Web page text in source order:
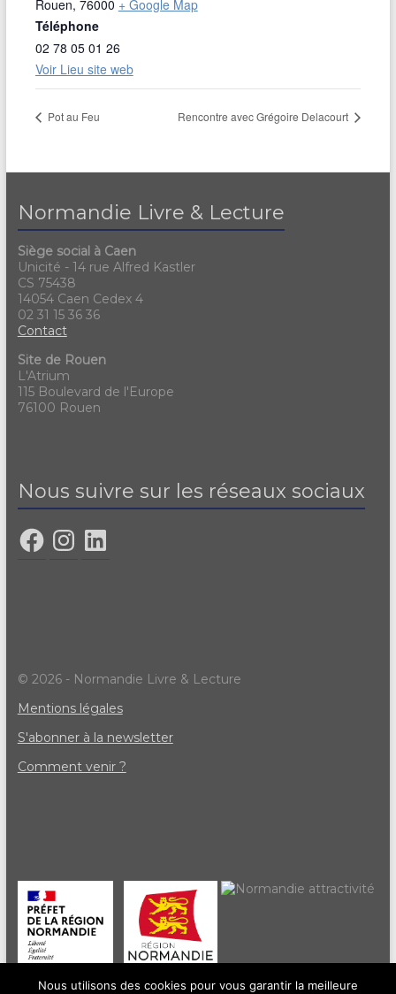
Rouen, 76000 + Google Map
Téléphone
02 78 05 01 26
Voir Lieu site web
Pot au Feu Rencontre avec Grégoire Delacourt
Normandie Livre & Lecture
Siège social à Caen
Unicité - 14 rue Alfred Kastler
CS 75438
14054 Caen Cedex 4
02 31 15 36 36
Contact
Site de Rouen
L'Atrium
115 Boulevard de l'Europe
76100 Rouen
Nous suivre sur les réseaux sociaux
© 2026 - Normandie Livre & Lecture
Mentions légales
S'abonner à la newsletter
Comment venir ?
Nous utilisons des cookies pour vous garantir la meilleure